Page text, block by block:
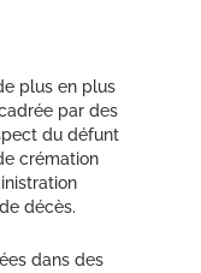
plus en plus
par des
du défunt
crémation
décès.
dans des